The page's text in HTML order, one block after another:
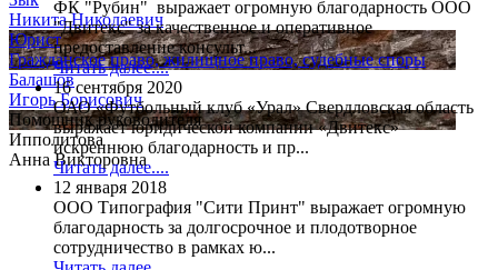
Никита Николаевич
Юрист
Гражданское право, жилищное право, судебные споры
Балашов
Игорь Борисович
Помощник руководителя
Ипполитова
Анна Викторовна
ФК "Рубин" выражает огромную благодарность ООО
"Двитекс" за качественное и оперативное
предоставление консульт...
Читать далее....
16 сентября 2020
ОАО «Футбольный клуб «Урал» Свердловская область
выражает юридической компании «Двитекс»
искреннюю благодарность и пр...
Читать далее....
12 января 2018
ООО Типография "Сити Принт" выражает огромную
благодарность за долгосрочное и плодотворное
сотрудничество в рамках ю...